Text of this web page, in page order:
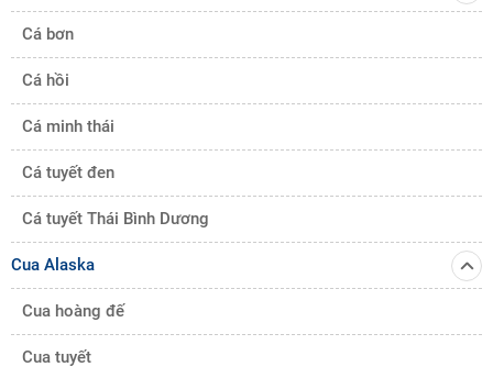
Cá bơn
Cá hồi
Cá minh thái
Cá tuyết đen
Cá tuyết Thái Bình Dương
Cua Alaska
Cua hoàng đế
Cua tuyết